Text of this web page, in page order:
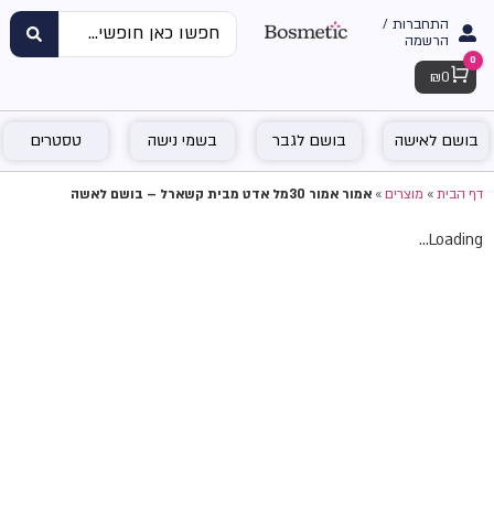
התחברות /
הרשמה
Cart
0
₪ 0
בושם לאישה בושם לגבר בשמי נישה טסטרים
דף הבית»מוצרים»אמור אמור 30מל אדט מבית קשארל – בושם לאשה
Loading...